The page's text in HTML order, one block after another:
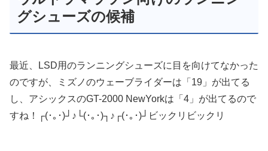
グシューズの候補
最近、LSD用のランニングシューズに目を向けてなかった
のですが、ミズノのウェーブライダーは「19」が出てる
し、アシックスのGT-2000 NewYorkは「4」が出てるので
すね！┌(･｡･)┘♪└(･｡･)┐♪┌(･｡･)┘ビックリビックリ